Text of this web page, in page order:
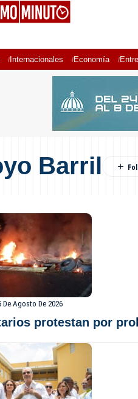
Internacionales Economía
Barril
De Agosto De 2026
protestan por